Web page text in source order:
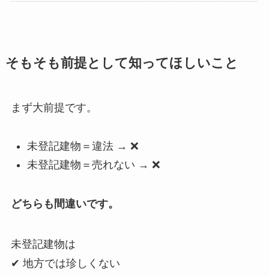
そもそも前提として知ってほしいこと
まず大前提です。
未登記建物＝違法 → ❌
未登記建物＝売れない → ❌
どちらも間違いです。
未登記建物は
✔ 地方では珍しくない